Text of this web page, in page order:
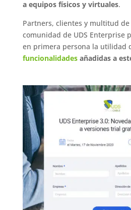
a equipos físicos y virtuales.
Partners, clientes y multitud
comunidad de UDS Enterprise
en primera persona la utilidad
funcionalidadesañadidas a